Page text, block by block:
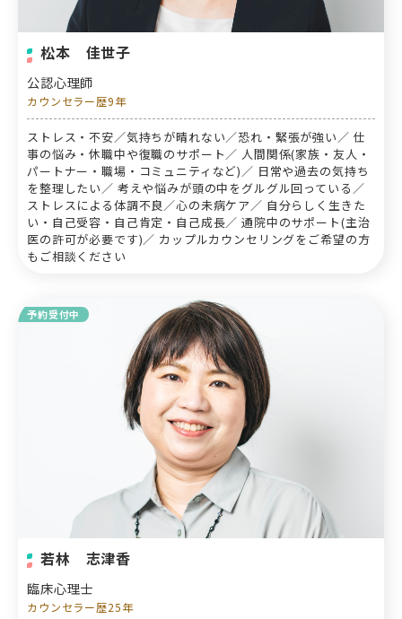
松本 佳世子
公認心理師
カウンセラー歴9年
ストレス・不安／気持ちが晴れない／恐れ・緊張が強い／ 仕
事の悩み・休職中や復職のサポート／ 人間関係(家族・友人・
パートナー・職場・コミュニティなど)／ 日常や過去の気持ち
を整理したい／ 考えや悩みが頭の中をグルグル回っている／
ストレスによる体調不良／心の未病ケア／ 自分らしく生きた
い・自己受容・自己肯定・自己成長／ 通院中のサポート(主治
医の許可が必要です)／ カップルカウンセリングをご希望の方
もご相談ください
予約受付中
若林 志津香
臨床心理士
カウンセラー歴25年